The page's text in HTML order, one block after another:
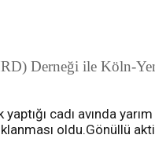
Derneği ile Köln-
cadı avında
oldu.Gönüllü